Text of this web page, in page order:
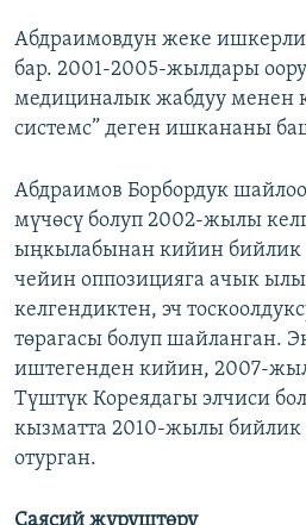
Абдраимовдун жеке
бар. 2001-2005-жылдары
медициналык жабдуу менен
системс” деген ишкананы
Абдраимов Борбордук
мүчөсү болуп 2002-жылы
ыңкылабынан кийин бийлик
чейин оппозицияга ачык
келгендиктен, эч
төрагасы болуп шайланган.
иштегенден кийин, 2007-
Түштүк Кореядагы элчиси
кызматта 2010-жылы
отурган.